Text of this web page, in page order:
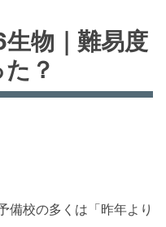
物｜難易度
？
備校の多くは「昨年より